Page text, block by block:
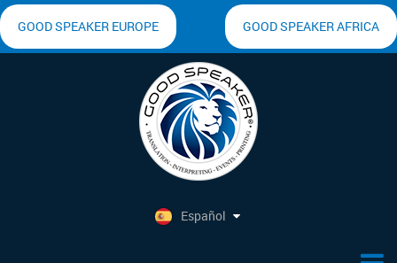
GOOD SPEAKER EUROPE GOOD SPEAKER AFRICA
Español